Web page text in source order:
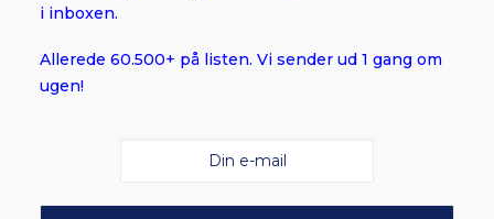
i inboxen.
Allerede 60.500+ på listen. Vi sender ud 1 gang om
ugen!